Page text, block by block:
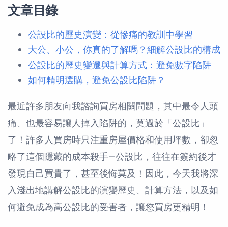
文章目錄
公設比的歷史演變：從慘痛的教訓中學習
大公、小公，你真的了解嗎？細解公設比的構成
公設比的歷史變遷與計算方式：避免數字陷阱
如何精明選購，避免公設比陷阱？
最近許多朋友向我諮詢買房相關問題，其中最令人頭
痛、也最容易讓人掉入陷阱的，莫過於「公設比」
了！許多人買房時只注重房屋價格和使用坪數，卻忽
略了這個隱藏的成本殺手—公設比，往往在簽約後才
發現自己買貴了，甚至後悔莫及！因此，今天我將深
入淺出地講解公設比的演變歷史、計算方法，以及如
何避免成為高公設比的受害者，讓您買房更精明！